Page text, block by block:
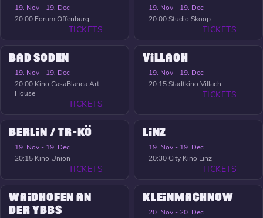
19. Nov - 19. Dec
20:00 Forum Offenburg
TICKETS
19. Nov - 19. Dec
20:00Studio Skoop
TICKETS
BAD SODEN
19. Nov - 19. Dec
20:00 Kino CasaBlanca Art
House
TICKETS
VILLACH
19. Nov - 19. Dec
20:15Stadtkino Villach
TICKETS
BERLIN / TR-KÖ
19. Nov - 19. Dec
20:15 Kino Union
TICKETS
LINZ
19. Nov - 19. Dec
20:30City Kino Linz
TICKETS
WAIDHOFEN AN
DER YBBS
KLEINMACHNOW
20. Nov - 20. Dec